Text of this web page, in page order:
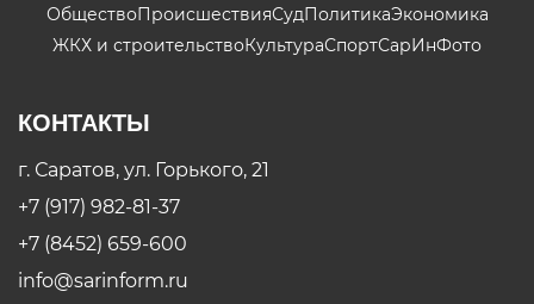
ОбществоПроисшествияСудПолитикаЭкономика
ЖКХ и строительствоКультураСпортСарИнФото
КОНТАКТЫ
г. Саратов, ул. Горького, 21
+7 (917) 982-81-37
+7 (8452) 659-600
info@sarinform.ru